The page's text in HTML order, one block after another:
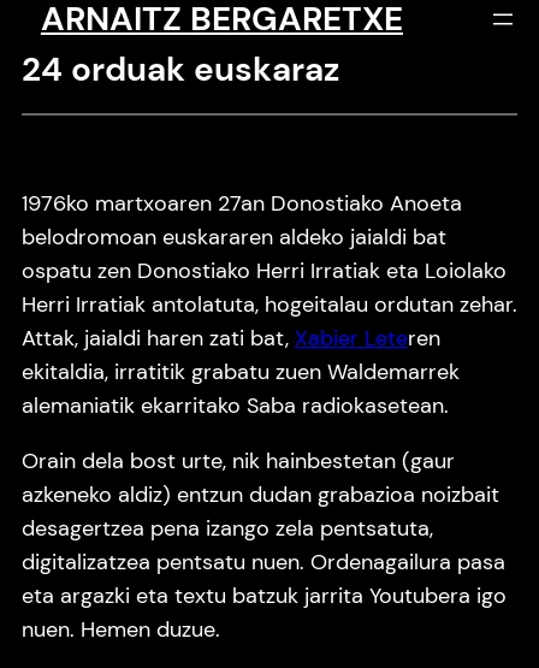
Saltar
contenido
ARNAITZ BERGARETXE
24 orduak euskaraz
1976ko martxoaren 27an Donostiako Anoeta
belodromoan euskararen aldeko jaialdi bat
ospatu zen Donostiako Herri Irratiak eta Loiolako
Herri Irratiak antolatuta, hogeitalau ordutan zehar.
Attak, jaialdi haren zati bat, Xabier Leteren
ekitaldia, irratitik grabatu zuen Waldemarrek
alemaniatik ekarritako Saba radiokasetean.
Orain dela bost urte, nik hainbestetan (gaur
azkeneko aldiz) entzun dudan grabazioa noizbait
desagertzea pena izango zela pentsatuta,
digitalizatzea pentsatu nuen. Ordenagailura pasa
eta argazki eta textu batzuk jarrita Youtubera igo
nuen. Hemen duzue.